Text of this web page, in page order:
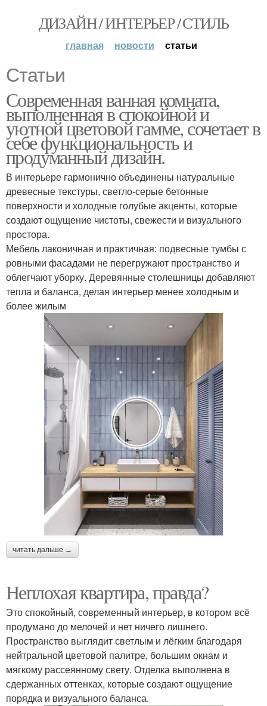
ДИЗАЙН / ИНТЕРЬЕР / СТИЛЬ
главная новости статьи
Статьи
Современная ванная комната,
выполненная в спокойной и
уютной цветовой гамме, сочетает в
себе функциональность и
продуманный дизайн.
В интерьере гармонично объединены натуральные
древесные текстуры, светло-серые бетонные
поверхности и холодные голубые акценты, которые
создают ощущение чистоты, свежести и визуального
простора.
Мебель лаконичная и практичная: подвесные тумбы с
ровными фасадами не перегружают пространство и
облегчают уборку. Деревянные столешницы добавляют
тепла и баланса, делая интерьер менее холодным и
более жилым
читать дальше →
Неплохая квартира, правда?
Это спокойный, современный интерьер, в котором всё
продумано до мелочей и нет ничего лишнего.
Пространство выглядит светлым и лёгким благодаря
нейтральной цветовой палитре, большим окнам и
мягкому рассеянному свету. Отделка выполнена в
сдержанных оттенках, которые создают ощущение
порядка и визуального баланса.